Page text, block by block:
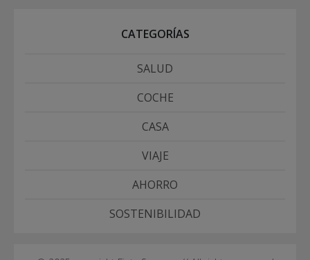
CATEGORÍAS
SALUD
COCHE
CASA
VIAJE
AHORRO
SOSTENIBILIDAD